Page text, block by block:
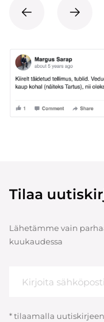
Tilaa
Lähetämme vain
kuukaudessa
* tilaamalla